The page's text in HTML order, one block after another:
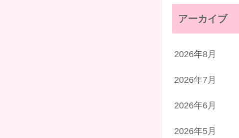
アーカイブ
2026年8月
2026年7月
2026年6月
2026年5月